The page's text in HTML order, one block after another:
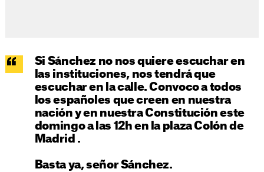
Si Sánchez no nos quiere escuchar en
las instituciones, nos tendrá que
escuchar en la calle. Convoco a todos
los españoles que creen en nuestra
nación y en nuestra Constitución este
domingo a las 12h en la plaza Colón de
Madrid .
Basta ya, señor Sánchez.